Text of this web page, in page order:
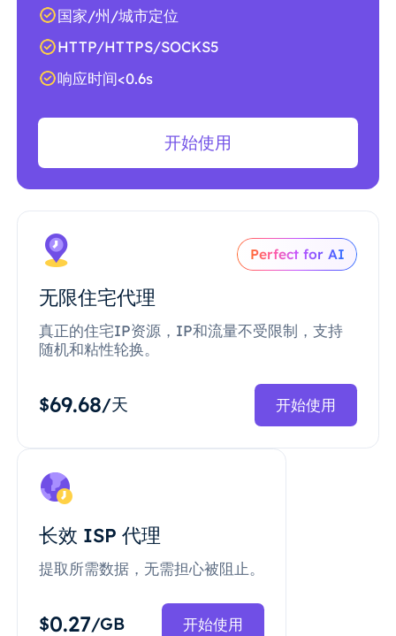
国家/州/城市定位
HTTP/HTTPS/SOCKS5
响应时间<0.6s
开始使用
Perfect for AI
无限住宅代理
真正的住宅IP资源，IP和流量不受限制，支持
随机和粘性轮换。
$69.68/天 开始使用
长效 ISP 代理
提取所需数据，无需担心被阻止。
$0.27/GB 开始使用